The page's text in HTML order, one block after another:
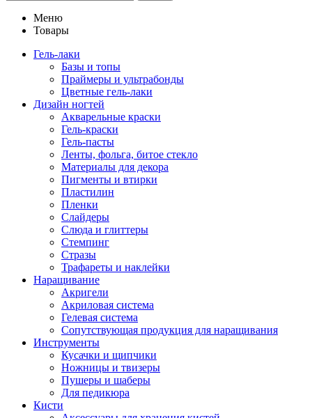
Меню
Товары
Гель-лаки
Базы и топы
Праймеры и ультрабонды
Цветные гель-лаки
Дизайн ногтей
Акварельные краски
Гель-краски
Гель-пасты
Ленты, фольга, битое стекло
Материалы для декора
Пигменты и втирки
Пластилин
Пленки
Слайдеры
Слюда и глиттеры
Стемпинг
Стразы
Трафареты и наклейки
Наращивание
Акригели
Акриловая система
Гелевая система
Сопутствующая продукция для наращивания
Инструменты
Кусачки и щипчики
Ножницы и твизеры
Пушеры и шаберы
Для педикюра
Кисти